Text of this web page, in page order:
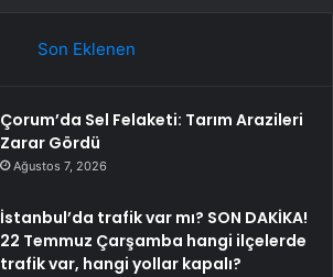
Son Eklenen
Çorum’da Sel Felaketi: Tarım Arazileri
Zarar Gördü
Ağustos 7, 2026
İstanbul’da trafik var mı? SON DAKİKA!
22 Temmuz Çarşamba hangi ilçelerde
trafik var, hangi yollar kapalı?